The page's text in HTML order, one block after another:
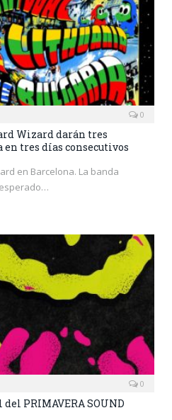
0
Wizard darán tres
tres días consecutivos
en Barcelona. La banda
0
del PRIMAVERA SOUND